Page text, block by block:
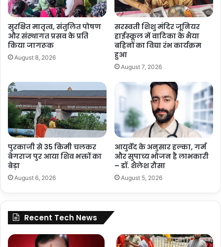
सुरक्षित मातृत्व, संतुलित पोषण
और संस्थागत प्रसव के प्रति
किया जागरूक
August 8, 2026
सरस्वती शिशु मंदिर जूनियर
हाईस्कूल में वाटिका के भैया
बहिनों का विद्या रंभ कार्यक्रम
हुआ
August 7, 2026
पुरकाजी से 35 किमी चलकर
बेगराज पुर आया शिव भक्तों का
बेड़ा
August 6, 2026
आयुर्वेद के अनुसार हल्का, गर्म
और सुपाच्य भोजन है लाभकारी
– डॉ. शैलेश रौसा
August 5, 2026
Recent Tech News